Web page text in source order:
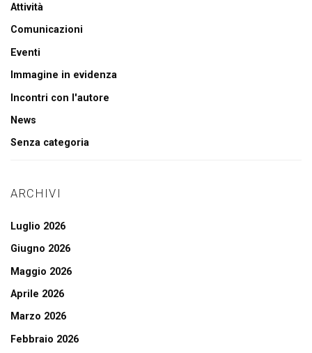
Attività
Comunicazioni
Eventi
Immagine in evidenza
Incontri con l'autore
News
Senza categoria
ARCHIVI
Luglio 2026
Giugno 2026
Maggio 2026
Aprile 2026
Marzo 2026
Febbraio 2026